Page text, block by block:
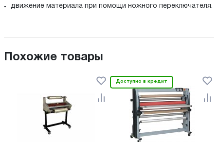
движение материала при помощи ножного переключателя.
Похожие товары
Доступно в кредит